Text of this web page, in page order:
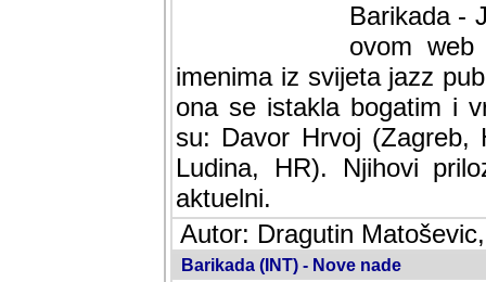
Barikada -
ovom web
imenima iz svijeta jazz
ona se istakla bogatim i
su: Davor Hrvoj (Zagreb,
Ludina, HR). Njihovi
aktuelni.
Autor: Dragutin
Barikada (INT) - Nove nade